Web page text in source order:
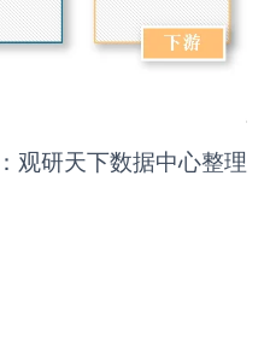
观研天下数据中心整理